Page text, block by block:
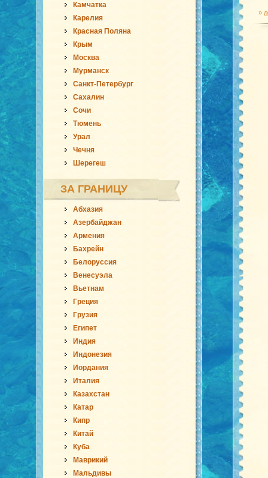
Камчатка
Карелия
Красная Поляна
Крым
Москва
Мурманск
Санкт-Петербург
Сахалин
Сочи
Тюмень
Урал
Чечня
Шерегеш
ЗА ГРАНИЦУ
Абхазия
Азербайджан
Армения
Бахрейн
Белоруссия
Венесуэла
Вьетнам
Греция
Грузия
Египет
Индия
Индонезия
Иордания
Италия
Казахстан
Катар
Кипр
Китай
Куба
Маврикий
Мальдивы
»